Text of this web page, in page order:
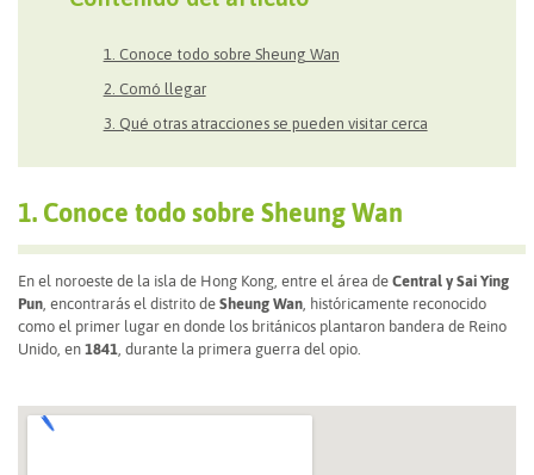
1. Conoce todo sobre Sheung Wan
2. Comó llegar
3. Qué otras atracciones se pueden visitar cerca
1. Conoce todo sobre Sheung Wan
En el noroeste de la isla de Hong Kong, entre el área de Central y Sai Ying
Pun , encontrarás el distrito de Sheung Wan , históricamente reconocido
como el primer lugar en donde los británicos plantaron bandera de Reino
Unido, en 1841 , durante la primera guerra del opio.